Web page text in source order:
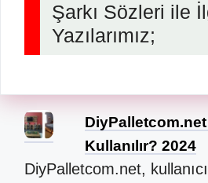
Şarkı Sözleri ile
Yazılarımız;
Kullanılır? 2024
DiyPalletcom.net,